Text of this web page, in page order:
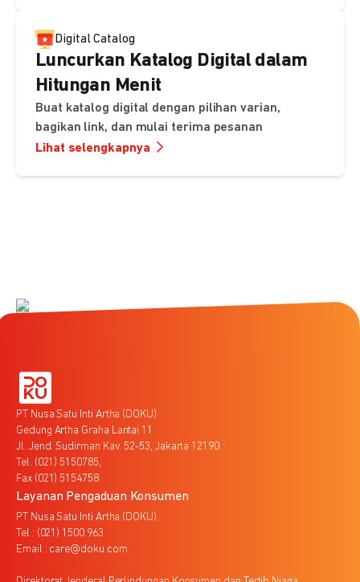
Digital Catalog
Luncurkan Katalog Digital dalam
Hitungan Menit
Buat katalog digital dengan pilihan varian,
bagikan link, dan mulai terima pesanan
Lihat selengkapnya
PT Nusa Satu Inti Artha (DOKU)
Gedung Artha Graha Lantai 11
Jl. Jend. Sudirman Kav. 52-53, Jakarta 12190
Tel. (021) 5150785,
Fax (021) 5154758
Layanan Pengaduan Konsumen
PT Nusa Satu Inti Artha (DOKU)
Tel : (021) 1500 963
Email : care@doku.com